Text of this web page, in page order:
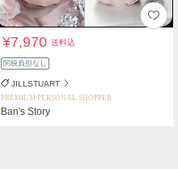
¥7,970送料込
関税負担なし
JILLSTUART
PREMIUM PERSONAL SHOPPER
Ban's Story